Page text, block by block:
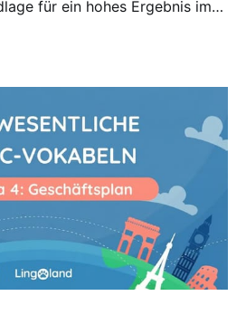
für ein hohes Ergebnis im